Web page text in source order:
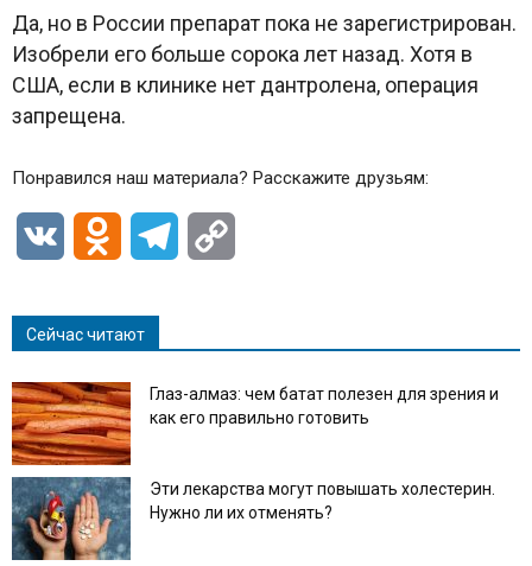
Да, но в России препарат пока не зарегистрирован.
Изобрели его больше сорока лет назад. Хотя в
США, если в клинике нет дантролена, операция
запрещена.
Понравился наш материала? Расскажите друзьям:
VK Odnoklassniki
Telegram
Сейчас читают
Глаз-алмаз: чем батат полезен для зрения и
как его правильно готовить
Эти лекарства могут повышать холестерин.
Нужно ли их отменять?